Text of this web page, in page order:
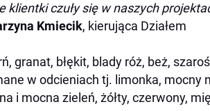
klientki czuły się w naszych
Kmiecik, kierująca Działem
granat, błękit, blady róż, beż,
w odcieniach tj. limonka, mocny
i mocna zieleń, żółty, czerwony,